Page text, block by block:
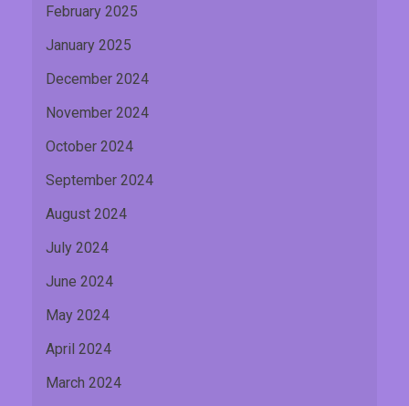
February 2025
January 2025
December 2024
November 2024
October 2024
September 2024
August 2024
July 2024
June 2024
May 2024
April 2024
March 2024